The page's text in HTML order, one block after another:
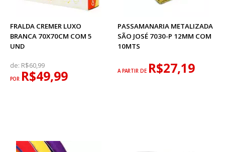
FRALDA CREMER LUXO
BRANCA 70X70CM COM 5
UND
de: R$60,99
POR R$49,99
PASSAMANARIA METALIZADA
SÃO JOSÉ 7030-P 12MM COM
10MTS
A PARTIR DE R$27,19